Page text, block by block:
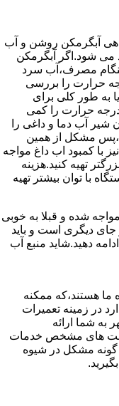
آبگرمکن روشن و آب
می شود.اگر آبگرمکن
هنگام مصرف،آب سرد
حرارت را بررسی
به طور کلی برای
درجه حرارت را کمی
شیر آب دما و داغی را
مشکل از همین
با کمبود اب داغ مواجه
تهیه کنید.هزینه
با توان بیشتر تهیه
شده و قبلا به خوبی
جای دیگری است و باید
دهید.شاید منبع آب
هستند،که ممکنه
در زمینه تعمیرات
به شما ارائه
های مشخص خدمات
گونه مشکل در شیوه